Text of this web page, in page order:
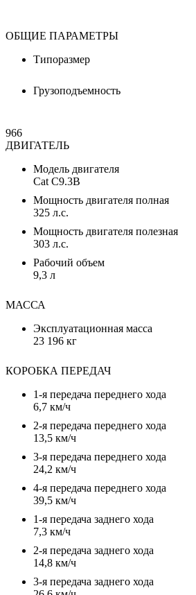
ОБЩИЕ ПАРАМЕТРЫ
Типоразмер
Грузоподъемность
966
ДВИГАТЕЛЬ
Модель двигателя
Cat C9.3B
Мощность двигателя полная
325 л.с.
Мощность двигателя полезная
303 л.с.
Рабочий объем
9,3 л
МАССА
Эксплуатационная масса
23 196 кг
КОРОБКА ПЕРЕДАЧ
1-я передача переднего хода
6,7 км/ч
2-я передача переднего хода
13,5 км/ч
3-я передача переднего хода
24,2 км/ч
4-я передача переднего хода
39,5 км/ч
1-я передача заднего хода
7,3 км/ч
2-я передача заднего хода
14,8 км/ч
3-я передача заднего хода